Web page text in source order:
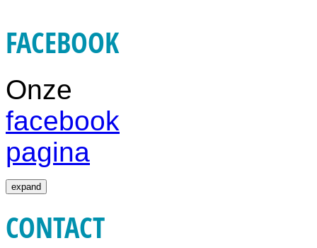
FACEBOOK
Onze
facebook
pagina
expand
CONTACT